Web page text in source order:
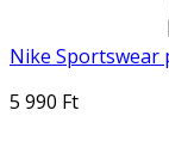
Nike Sportswear
5 990 Ft